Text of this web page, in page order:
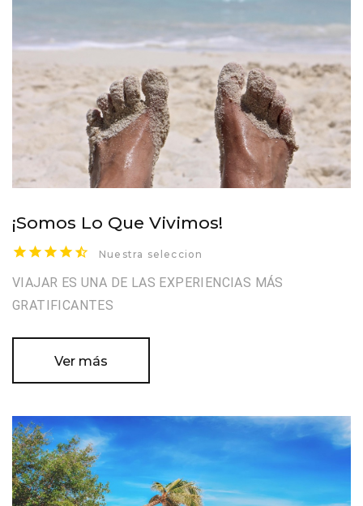
¡Somos Lo Que Vivimos!
Nuestra seleccion
VIAJAR ES UNA DE LAS EXPERIENCIAS MÁS
GRATIFICANTES
Ver más